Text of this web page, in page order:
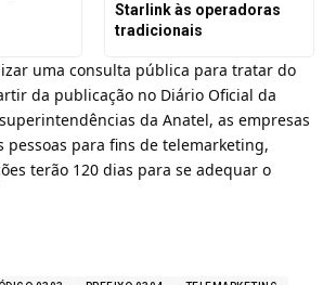
Starlink às operadoras
tradicionais
uma consulta pública para tratar do
da publicação no Diário Oficial da
da Anatel, as empresas
pessoas para fins de telemarketing,
terão 120 dias para se adequar o